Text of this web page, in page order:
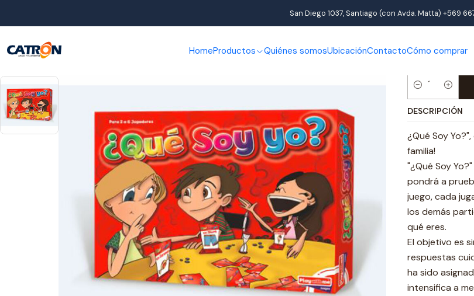
HomeProductos Quiénes somosUbicaciónContactoCómo comprar
San Diego 1037, Santiago (con Avda. Matta) +569
Productos Juegos de interior Juegos de mesa
Juego ¿
Cantidad
DESCRIPCIÓN
¿Qué Soy
familia!
"¿Qué Soy
pondrá a
juego, cada
los demás
qué eres.
El objetivo es
respuestas
ha sido
intensifica a